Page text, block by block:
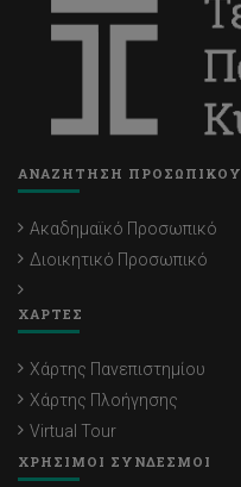
ΑΝΑΖΗΤΗΣΗ ΠΡΟΣΩΠΙΚΟΥ
Ακαδημαϊκό Προσωπικό
Διοικητικό Προσωπικό
ΧΑΡΤΕΣ
Χάρτης Πανεπιστημίου
Χάρτης Πλοήγησης
Virtual Tour
ΧΡΗΣΙΜΟΙ ΣΥΝΔΕΣΜΟΙ